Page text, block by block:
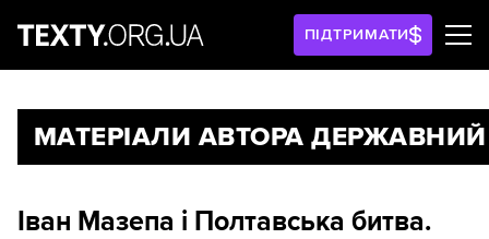
ПІДТРИМАТИ
МАТЕРІАЛИ АВТОРА
Іван Мазепа і Полтавська битва.